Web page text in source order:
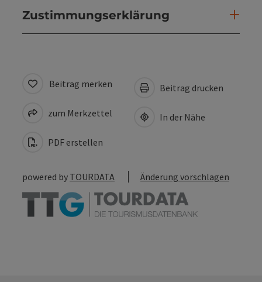
Zustimmungserklärung
Beitrag merken
zum Merkzettel
PDF erstellen
Beitrag drucken
In der Nähe
powered by TOURDATA Änderung vorschlagen